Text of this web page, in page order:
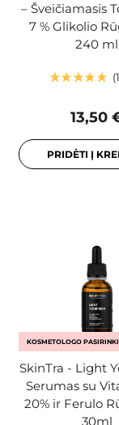
– Šveičiamasis
7 % Glikolio
240 ml
13,50
PRIDĖTI Į
KOSMETOLOGO
SkinTra - Light
Serumas su
20% ir Ferulo
30ml